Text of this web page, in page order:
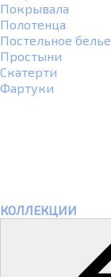
Покрывала
Полотенца
Постельное белье
Простыни
Скатерти
Фартуки
КОЛЛЕКЦИИ